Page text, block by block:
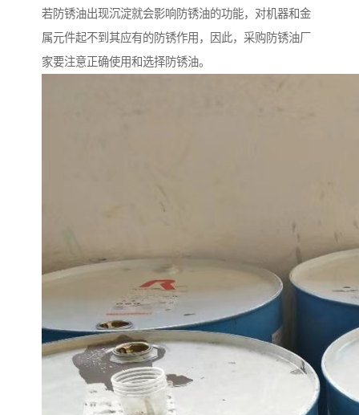
若防锈油出现沉淀就会影响防锈油的功能，对机器和金
属元件起不到其应有的防锈作用，因此，采购防锈油厂
家要注意正确使用和选择防锈油。